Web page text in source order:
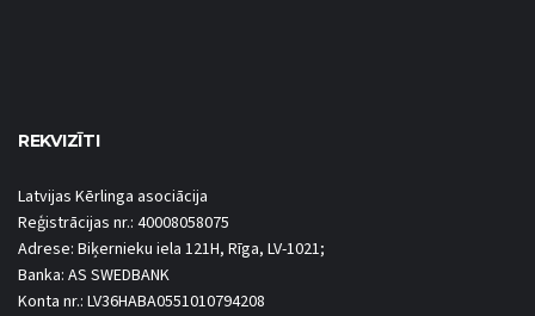
REKVIZĪTI
Latvijas Kērlinga asociācija
Reģistrācijas nr.: 40008058075
Adrese: Biķernieku iela 121H, Rīga, LV-1021;
Banka: AS SWEDBANK
Konta nr.: LV36HABA0551010794208